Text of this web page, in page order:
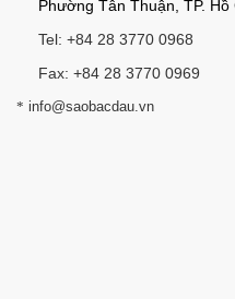
Phường Tân Thuận, TP. Hồ
Tel: +84 28 3770 0968
Fax: +84 28 3770 0969
* info@saobacdau.vn